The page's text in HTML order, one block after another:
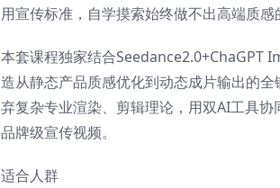
用宣传标准，自学摸索始终做不出高端质
本套课程独家结合Seedance2.0+ChaGPT
造从静态产品质感优化到动态成片输出的
弃复杂专业渲染、剪辑理论，用双AI工具
品牌级宣传视频。
适合人群